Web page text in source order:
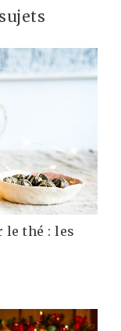
le thé : les